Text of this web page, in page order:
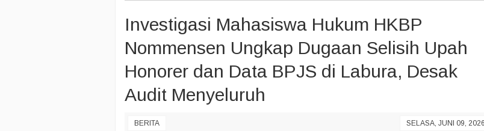
Investigasi Mahasiswa Hukum HKBP
Nommensen Ungkap Dugaan Selisih Upah
Honorer dan Data BPJS di Labura, Desak
Audit Menyeluruh
BERITA SELASA, JUNI 09, 2026